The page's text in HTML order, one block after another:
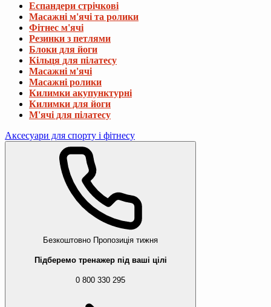
Еспандери стрічкові
Масажні м'ячі та ролики
Фітнес м'ячі
Резинки з петлями
Блоки для йоги
Кільця для пілатесу
Масажні м'ячі
Масажні ролики
Килимки акупунктурні
Килимки для йоги
М'ячі для пілатесу
Аксесуари для спорту і фітнесу
Безкоштовно Пропозиція тижня
Підберемо тренажер під ваші цілі
0 800 330 295